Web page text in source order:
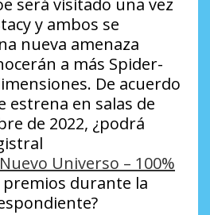
será visitado una vez
y ambos se
nueva amenaza
a más Spider-
De acuerdo
estrena en salas de
de 2022, ¿podrá
Universo – 100%
premios durante la